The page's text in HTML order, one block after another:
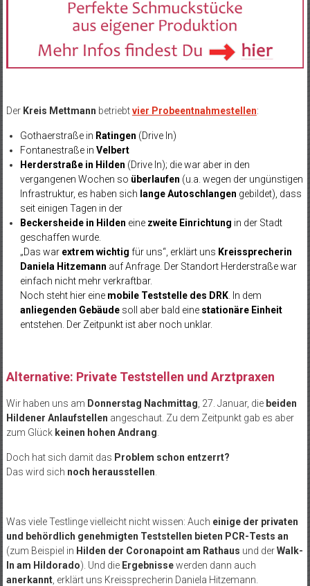
Der Kreis Mettmann betriebtvier Probeentnahmestellen:
Gothaerstraße in Ratingen (Drive In)
Fontanestraße in Velbert
Herderstraße in Hilden (Drive In); die war aber in den
vergangenen Wochen so überlaufen (u.a. wegen der ungünstigen
Infrastruktur, es haben sich lange Autoschlangen gebildet), dass
seit einigen Tagen in der
Beckersheide in Hilden eine zweite Einrichtung in der Stadt
geschaffen wurde.
„Das war extrem wichtig für uns“, erklärt uns Kreissprecherin
Daniela Hitzemann auf Anfrage. Der Standort Herderstraße war
einfach nicht mehr verkraftbar.
Noch steht hier eine mobile Teststelle des DRK. In dem
anliegenden Gebäudesoll aber bald eine stationäre Einheit
entstehen. Der Zeitpunkt ist aber noch unklar.
Alternative: Private Teststellen und Arztpraxen
Wir haben uns am Donnerstag Nachmittag , 27. Januar, die beiden
Hildener Anlaufstellen angeschaut. Zu dem Zeitpunkt gab es aber
zum Glück keinen hohen Andrang
Doch hat sich damit das Problem schon entzerrt?
Das wird sich noch herausstellen
Was viele Testlinge vielleicht nicht wissen: Auch einige der privaten
und behördlich genehmigten Teststellen bieten PCR-Tests an
(zum Beispiel in Hilden der Coronapoint am Rathaus und derWalk-
In am Hildorado). Und die Ergebnissewerden dann auch
anerkannt, erklärt uns Kreissprecherin Daniela Hitzemann.